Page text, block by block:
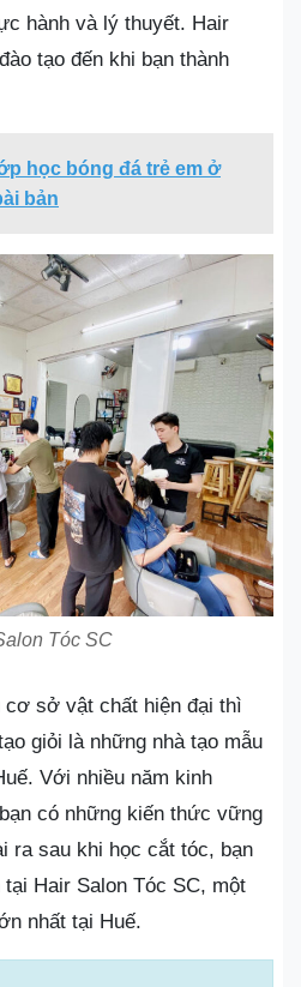
hành và lý thuyết. Hair
tạo đến khi bạn thành
học bóng đá trẻ em ở
bản
Tóc SC
sở vật chất hiện đại thì
giỏi là những nhà tạo mẫu
Với nhiều năm kinh
có những kiến thức vững
ra sau khi học cắt tóc, bạn
Hair Salon Tóc SC, một
nhất tại Huế.